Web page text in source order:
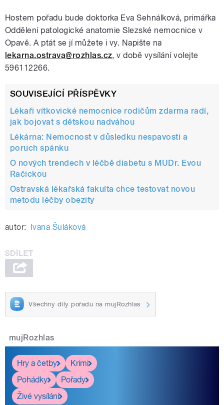
Hostem pořadu bude doktorka Eva Sehnálková, primářka
Oddělení patologické anatomie Slezské nemocnice v
Opavě. A ptát se jí můžete i vy. Napište na
lekarna.ostrava@rozhlas.cz, v době vysílání volejte
596112266.
SOUVISEJÍCÍ PŘÍSPĚVKY
Lékaři vítkovické nemocnice rodičům zdarma radí,
jak bojovat s dětskou nadváhou
Lékárna: Nemocnost v důsledku nespavosti a
poruch spánku
O nových trendech v léčbě diabetu s MUDr. Evou
Račickou
Ostravská lékařská fakulta chce testovat novou
metodu léčby obezity
autor: Ivana Šuláková
Všechny díly pořadu na mujRozhlas
mujRozhlas
Hry a četby
Krimi
Pohádky
Pořady
Živé vysílání